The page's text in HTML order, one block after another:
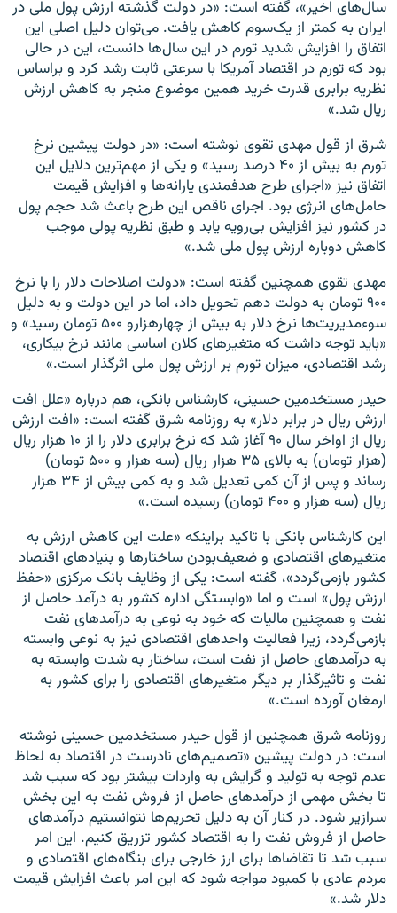
سال‌های اخیر»، گفته است: «در دولت گذشته ارزش پول ملی در
ایران به کمتر از یک‌سوم کاهش یافت. می‌توان دلیل اصلی این
اتفاق را افزایش شدید تورم در این سال‌ها دانست، این در حالی
بود که تورم در اقتصاد آمریکا با سرعتی ثابت رشد کرد و براساس
نظریه برابری قدرت خرید همین موضوع منجر به کاهش ارزش
ریال شد.»
شرق از قول مهدی تقوی نوشته است: «در دولت پیشین نرخ
تورم به بیش از ۴۰ درصد رسید» و یکی از مهم‌ترین دلایل این
اتفاق نیز «اجرای طرح هدفمندی یارانه‌ها و افزایش قیمت
حامل‌های انرژی بود. اجرای ناقص این طرح باعث شد حجم پول
در کشور نیز افزایش بی‌رویه یابد و طبق نظریه پولی موجب
کاهش دوباره ارزش پول ملی شد.»
مهدی تقوی همچنین گفته است: «دولت اصلاحات دلار را با نرخ
۹۰۰ تومان به دولت دهم تحویل داد، اما در این دولت و به دلیل
سوءمدیریت‌ها نرخ دلار به بیش از چهارهزار‌و‌ ۵۰۰ تومان رسید» و
«باید توجه داشت که متغیر‌های کلان اساسی مانند نرخ بیکاری،
رشد اقتصادی، میزان تورم بر ارزش پول ملی اثرگذار است.»
حیدر مستخدمین‌ حسینی، کار‌شناس بانکی، هم درباره «علل افت
ارزش ریال در برابر دلار» به روزنامه شرق گفته است: «افت ارزش
ریال از اواخر سال ۹۰ آغاز شد که نرخ برابری دلار را از ۱۰ هزار ریال
(هزار تومان) به بالای ۳۵ هزار ریال (سه هزار و ۵۰۰ تومان)
رساند و پس از آن کمی تعدیل شد و به کمی بیش از ۳۴ هزار
ریال (سه هزار و ۴۰۰ تومان) رسیده است.»
این کار‌شناس بانکی با تاکید براینکه «علت این کاهش ارزش به
متغیرهای اقتصادی و ضعیف‌بودن ساختار‌ها و بنیادهای اقتصاد
کشور بازمی‌گردد»، گفته است: یکی از وظایف بانک مرکزی «حفظ
ارزش پول» است و اما «وابستگی اداره کشور به درآمد حاصل از
نفت و همچنین مالیات که خود به‌ نوعی به درآمدهای نفت
بازمی‌گردد، زیرا فعالیت واحدهای اقتصادی نیز به‌ نوعی وابسته
به درآمدهای حاصل از نفت است، ساختار به شدت وابسته به
نفت و تاثیرگذار بر دیگر متغیرهای اقتصادی را برای کشور به
ارمغان آورده است.»
روزنامه شرق همچنین از قول حیدر مستخدمین‌ حسینی نوشته
است: در دولت پیشین «تصمیم‌های نادرست در اقتصاد به لحاظ
عدم توجه به تولید و گرایش به واردات بیشتر بود که سبب شد
تا بخش مهمی از درآمدهای حاصل از فروش نفت به این بخش
سرازیر شود. در کنار آن به‌ دلیل تحریم‌ها نتوانستیم درآمدهای
حاصل از فروش نفت را به اقتصاد کشور تزریق کنیم. این امر
سبب شد تا تقاضا‌ها برای ارز خارجی برای بنگاه‌های اقتصادی و
مردم عادی با کمبود مواجه شود که این امر باعث افزایش قیمت
دلار شد.»